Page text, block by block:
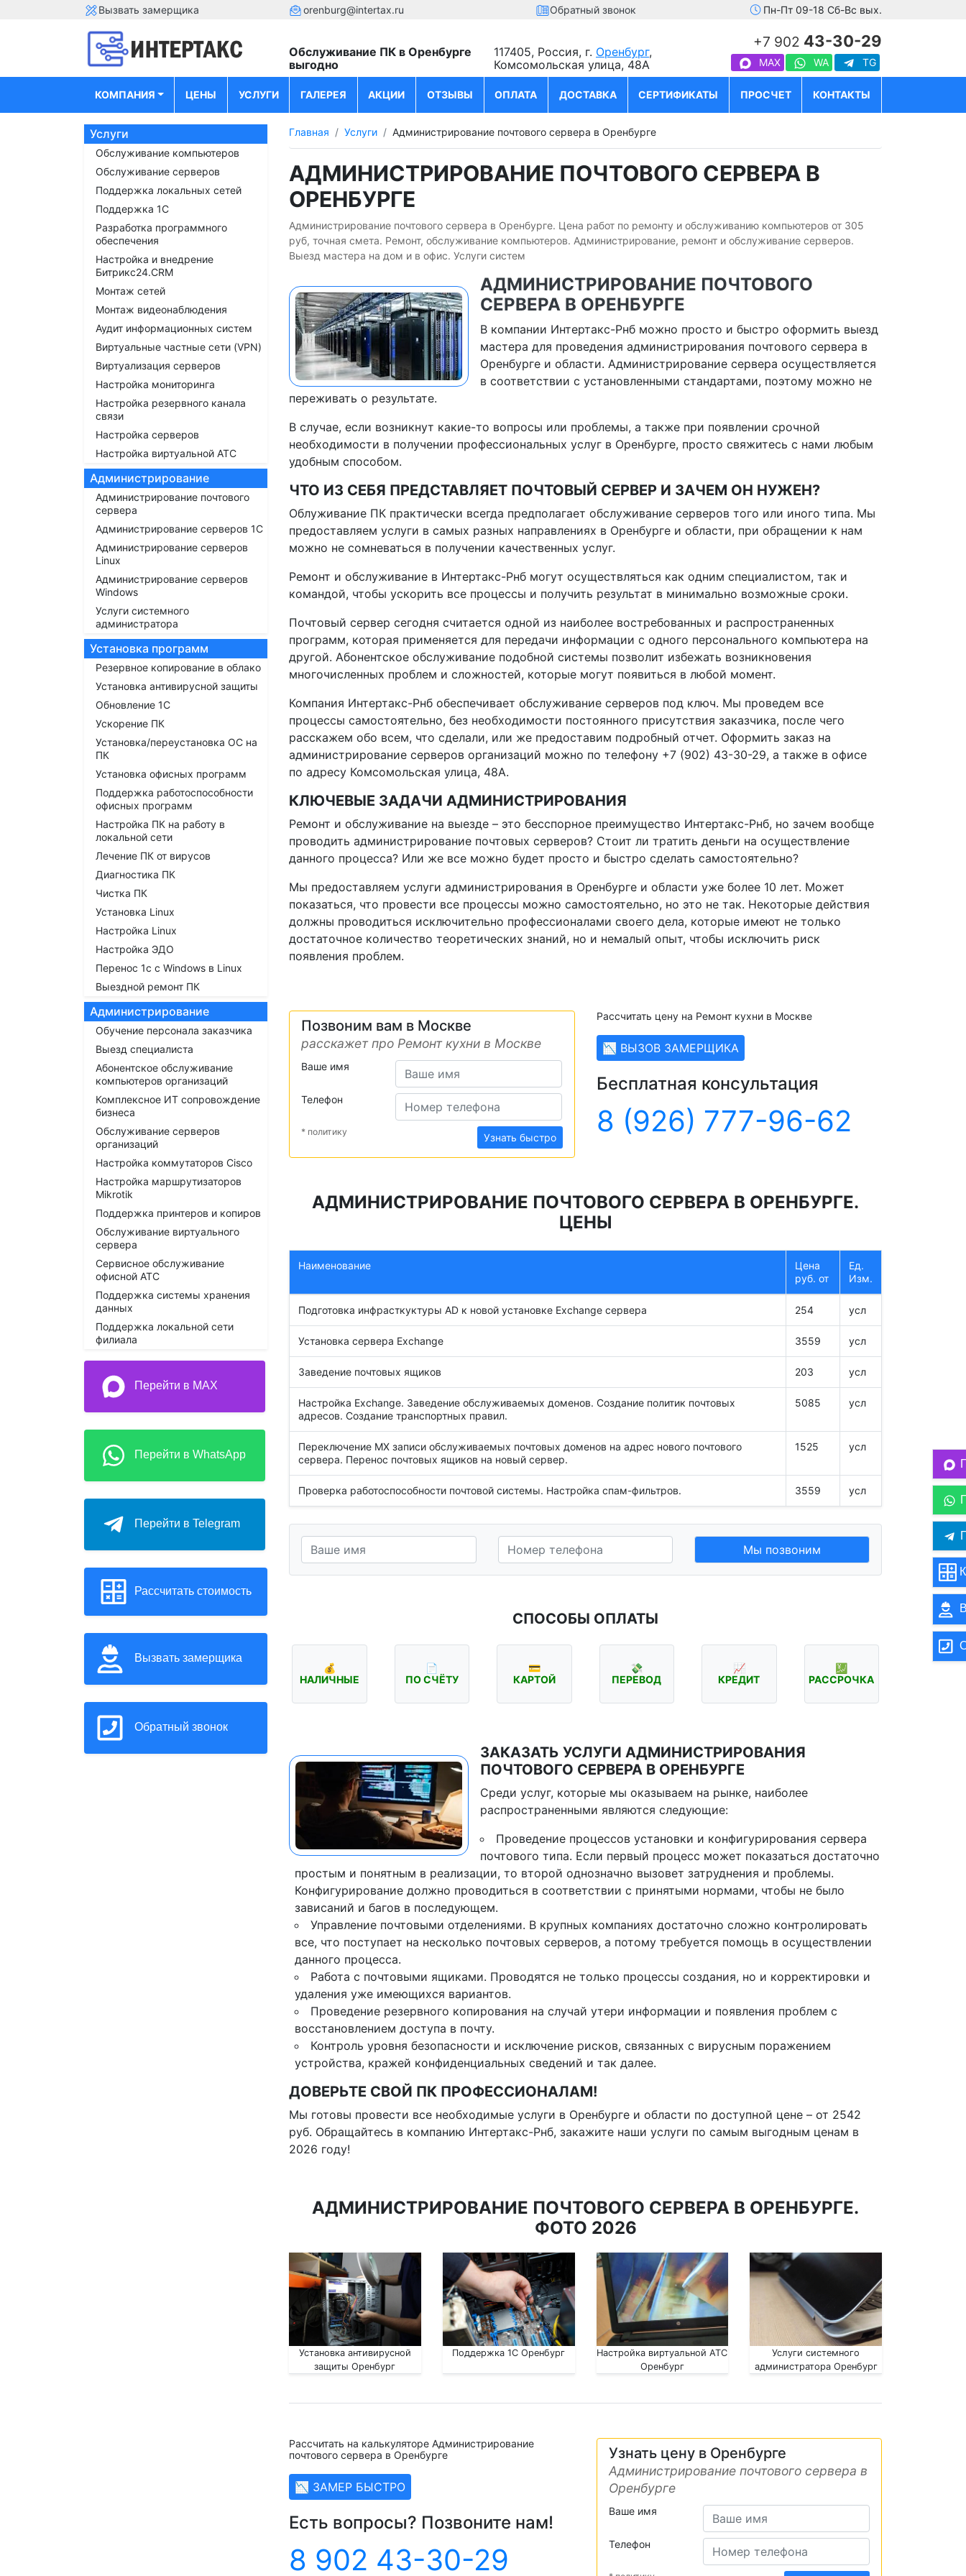
Вызвать замерщика orenburg@intertax.ru Обратный звонок Пн-Пт 09-18 Сб-Вс вых.
Обслуживание ПК в Оренбурге
выгодно
117405, Россия, г. Оренбург,
Комсомольская улица, 48А
+7 902 43-30-29
MAX WA TG
КОМПАНИЯ ЦЕНЫ УСЛУГИ ГАЛЕРЕЯ АКЦИИ ОТЗЫВЫ ОПЛАТА ДОСТАВКА СЕРТИФИКАТЫ ПРОСЧЕТ КОНТАКТЫ
Услуги
Обслуживание компьютеров
Обслуживание серверов
Поддержка локальных сетей
Поддержка 1С
Разработка программного
обеспечения
Настройка и внедрение
Битрикс24.CRM
Монтаж сетей
Монтаж видеонаблюдения
Аудит информационных систем
Виртуальные частные сети (VPN)
Виртуализация серверов
Настройка мониторинга
Настройка резервного канала
связи
Настройка серверов
Настройка виртуальной АТС
Администрирование
Администрирование почтового
сервера
Администрирование серверов 1С
Администрирование серверов
Linux
Администрирование серверов
Windows
Услуги системного
администратора
Установка программ
Резервное копирование в облако
Установка антивирусной защиты
Обновление 1С
Ускорение ПК
Установка/переустановка ОС на
ПК
Установка офисных программ
Поддержка работоспособности
офисных программ
Настройка ПК на работу в
локальной сети
Лечение ПК от вирусов
Диагностика ПК
Чистка ПК
Установка Linux
Настройка Linux
Настройка ЭДО
Перенос 1с с Windows в Linux
Выездной ремонт ПК
Администрирование
Обучение персонала заказчика
Выезд специалиста
Абонентское обслуживание
компьютеров организаций
Комплексное ИТ сопровождение
бизнеса
Обслуживание серверов
организаций
Настройка коммутаторов Cisco
Настройка маршрутизаторов
Mikrotik
Поддержка принтеров и копиров
Обслуживание виртуального
сервера
Сервисное обслуживание
офисной АТС
Поддержка системы хранения
данных
Поддержка локальной сети
филиала
Перейти в MAX
Перейти в WhatsApp
Перейти в Telegram
Рассчитать стоимость
Вызвать замерщика
Обратный звонок
Главная Услуги Администрирование почтового сервера в Оренбурге
АДМИНИСТРИРОВАНИЕ ПОЧТОВОГО СЕРВЕРА В
ОРЕНБУРГЕ
Администрирование почтового сервера в Оренбурге. Цена работ по ремонту и обслуживанию компьютеров от 305
руб, точная смета. Ремонт, обслуживание компьютеров. Администрирование, ремонт и обслуживание серверов.
Выезд мастера на дом и в офис. Услуги систем
АДМИНИСТРИРОВАНИЕ ПОЧТОВОГО
СЕРВЕРА В ОРЕНБУРГЕ
В компании Интертакс-Рнб можно просто и быстро оформить выезд
мастера для проведения администрирования почтового сервера в
Оренбурге и области. Администрирование сервера осуществляется
в соответствии с установленными стандартами, поэтому можно не
переживать о результате.
В случае, если возникнут какие-то вопросы или проблемы, а также при появлении срочной
необходимости в получении профессиональных услуг в Оренбурге, просто свяжитесь с нами любым
удобным способом.
ЧТО ИЗ СЕБЯ ПРЕДСТАВЛЯЕТ ПОЧТОВЫЙ СЕРВЕР И ЗАЧЕМ ОН НУЖЕН?
Облуживание ПК практически всегда предполагает обслуживание серверов того или иного типа. Мы
предоставляем услуги в самых разных направлениях в Оренбурге и области, при обращении к нам
можно не сомневаться в получении качественных услуг.
Ремонт и обслуживание в Интертакс-Рнб могут осуществляться как одним специалистом, так и
командой, чтобы ускорить все процессы и получить результат в минимально возможные сроки.
Почтовый сервер сегодня считается одной из наиболее востребованных и распространенных
программ, которая применяется для передачи информации с одного персонального компьютера на
другой. Абонентское обслуживание подобной системы позволит избежать возникновения
многочисленных проблем и сложностей, которые могут появиться в любой момент.
Компания Интертакс-Рнб обеспечивает обслуживание серверов под ключ. Мы проведем все
процессы самостоятельно, без необходимости постоянного присутствия заказчика, после чего
расскажем обо всем, что сделали, или же предоставим подробный отчет. Оформить заказ на
администрирование серверов организаций можно по телефону +7 (902) 43-30-29, а также в офисе
по адресу Комсомольская улица, 48А.
КЛЮЧЕВЫЕ ЗАДАЧИ АДМИНИСТРИРОВАНИЯ
Ремонт и обслуживание на выезде – это бесспорное преимущество Интертакс-Рнб, но зачем вообще
проводить администрирование почтовых серверов? Стоит ли тратить деньги на осуществление
данного процесса? Или же все можно будет просто и быстро сделать самостоятельно?
Мы предоставляем услуги администрирования в Оренбурге и области уже более 10 лет. Может
показаться, что провести все процессы можно самостоятельно, но это не так. Некоторые действия
должны проводиться исключительно профессионалами своего дела, которые имеют не только
достаточное количество теоретических знаний, но и немалый опыт, чтобы исключить риск
появления проблем.
Позвоним вам в Москве
расскажет про Ремонт кухни в Москве
Ваше имя
Телефон
* политику Узнать быстро
Рассчитать цену на Ремонт кухни в Москве
📉 ВЫЗОВ ЗАМЕРЩИКА
Бесплатная консультация
8 (926) 777-96-62
АДМИНИСТРИРОВАНИЕ ПОЧТОВОГО СЕРВЕРА В ОРЕНБУРГЕ.
ЦЕНЫ
Наименование
Цена
руб. от
Ед.
Изм.
Подготовка инфрасткуктуры AD к новой установке Exchange сервера 254 усл
Установка сервера Exchange 3559 усл
Заведение почтовых ящиков 203 усл
Настройка Exchange. Заведение обслуживаемых доменов. Создание политик почтовых
адресов. Создание транспортных правил.
5085 усл
Переключение MX записи обслуживаемых почтовых доменов на адрес нового почтового
сервера. Перенос почтовых ящиков на новый сервер.
1525 усл
Проверка работоспособности почтовой системы. Настройка спам-фильтров. 3559 усл
Мы позвоним
СПОСОБЫ ОПЛАТЫ
💰
НАЛИЧНЫЕ
📄
ПО СЧЁТУ
💳
КАРТОЙ
💸
ПЕРЕВОД
📈
КРЕДИТ
💹
РАССРОЧКА
ЗАКАЗАТЬ УСЛУГИ АДМИНИСТРИРОВАНИЯ
ПОЧТОВОГО СЕРВЕРА В ОРЕНБУРГЕ
Среди услуг, которые мы оказываем на рынке, наиболее
распространенными являются следующие:
Проведение процессов установки и конфигурирования сервера
почтового типа. Если первый процесс может показаться достаточно
простым и понятным в реализации, то второй однозначно вызовет затруднения и проблемы.
Конфигурирование должно проводиться в соответствии с принятыми нормами, чтобы не было
зависаний и багов в последующем.
Управление почтовыми отделениями. В крупных компаниях достаточно сложно контролировать
все, что поступает на несколько почтовых серверов, а потому требуется помощь в осуществлении
данного процесса.
Работа с почтовыми ящиками. Проводятся не только процессы создания, но и корректировки и
удаления уже имеющихся вариантов.
Проведение резервного копирования на случай утери информации и появления проблем с
восстановлением доступа в почту.
Контроль уровня безопасности и исключение рисков, связанных с вирусным поражением
устройства, кражей конфиденциальных сведений и так далее.
ДОВЕРЬТЕ СВОЙ ПК ПРОФЕССИОНАЛАМ!
Мы готовы провести все необходимые услуги в Оренбурге и области по доступной цене – от 2542
руб. Обращайтесь в компанию Интертакс-Рнб, закажите наши услуги по самым выгодным ценам в
2026 году!
АДМИНИСТРИРОВАНИЕ ПОЧТОВОГО СЕРВЕРА В ОРЕНБУРГЕ.
ФОТО 2026
Установка антивирусной
защиты Оренбург
Поддержка 1С Оренбург
Настройка виртуальной АТС
Оренбург
Услуги системного
администратора Оренбург
Рассчитать на калькуляторе Администрирование
почтового сервера в Оренбурге
📉 ЗАМЕР БЫСТРО
Есть вопросы? Позвоните нам!
8 902 43-30-29
Узнать цену в Оренбурге
Администрирование почтового сервера в
Оренбурге
Ваше имя
Телефон